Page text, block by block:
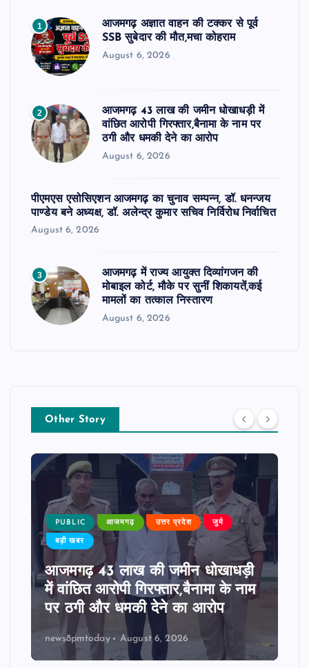
1
आजमगढ़ अज्ञात वाहन की टक्कर से पूर्व
SSB सुबेदार की मौत,मचा कोहराम
August 6, 2026
2
आजमगढ़ 43 लाख की जमीन धोखाधड़ी में
वांछित आरोपी गिरफ्तार,बैनामा के नाम पर
ठगी और धमकी देने का आरोप
August 6, 2026
पीएमएस एसोसिएशन आजमगढ़ का चुनाव सम्पन्न, डॉ. धनन्जय
पाण्डेय बने अध्यक्ष, डॉ. अलेन्द्र कुमार सचिव निर्विरोध निर्वाचित
August 6, 2026
3
आजमगढ़ में राज्य आयुक्त दिव्यांगजन की
मोबाइल कोर्ट, मौके पर सुनीं शिकायतें,कई
मामलों का तत्काल निस्तारण
August 6, 2026
Other Story
PUBLIC आजमगढ़ उत्तर प्रदेश जुर्म
बड़ी खबर
आजमगढ़ 43 लाख की जमीन धोखाधड़ी
में वांछित आरोपी गिरफ्तार,बैनामा के नाम
पर ठगी और धमकी देने का आरोप
news8pmtoday August 6, 2026